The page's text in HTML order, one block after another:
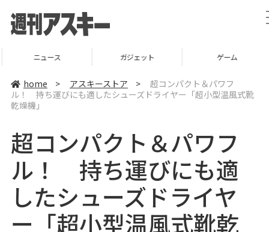
ニュース ガジェット ゲーム
home > アスキーストア >
超コンパクト＆パワフ
ル！ 持ち運びにも適したシューズドライヤー「超小型温風式靴
乾燥機」
超コンパクト＆パワフ
ル！ 持ち運びにも適
したシューズドライヤ
ー「超小型温風式靴乾